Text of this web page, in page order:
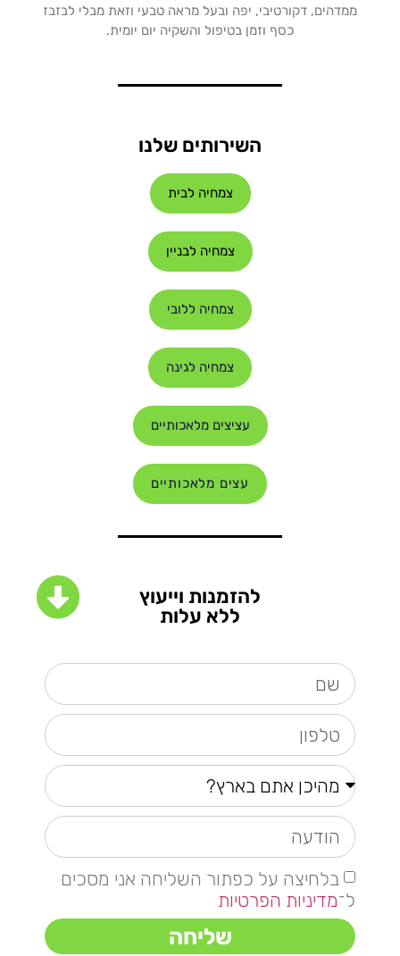
ממדהים, דקורטיבי, יפה ובעל מראה טבעי וזאת מבלי לבזבז
כסף וזמן בטיפול והשקיה יום יומית.
השירותים שלנו
צמחיה לבית
צמחיה לבניין
צמחיה ללובי
צמחיה לגינה
עציצים מלאכותיים
עצים מלאכותיים
להזמנות וייעוץ
ללא עלות
בלחיצה על כפתור השליחה אני מסכים
ל־מדיניות הפרטיות
שליחה